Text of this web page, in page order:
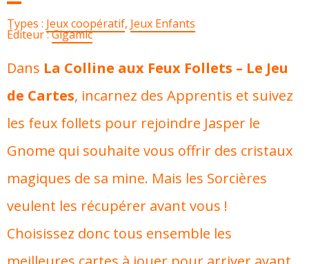
Types : Jeux coopératif, Jeux Enfants
Éditeur :Gigamic
Dans La Colline aux Feux Follets – Le Jeu
de Cartes, incarnez des Apprentis et suivez
les feux follets pour rejoindre Jasper le
Gnome qui souhaite vous offrir des cristaux
magiques de sa mine. Mais les Sorcières
veulent les récupérer avant vous !
Choisissez donc tous ensemble les